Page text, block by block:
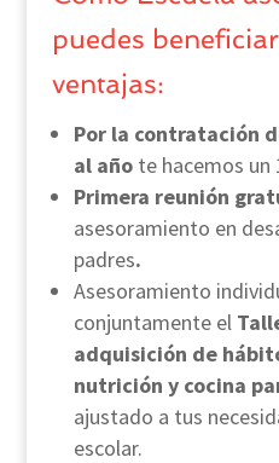
puedes
ventajas:
Por la contratación
al añote hacemos un
Primera reunión
asesoramiento en
padres.
Asesoramiento
conjuntamente el
adquisición de
nutrición y cocina
ajustado a tus
escolar.